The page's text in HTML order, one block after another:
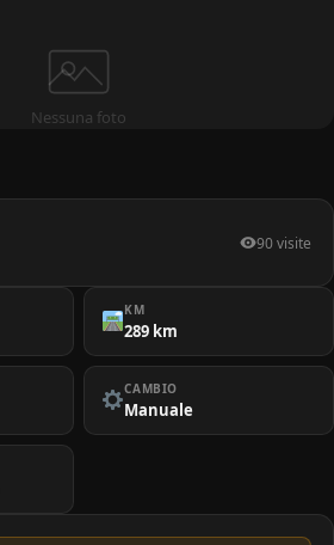
Nessuna foto
90 visite
KM
289 km
CAMBIO
Manuale